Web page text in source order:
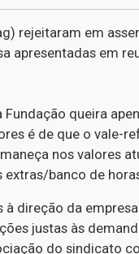
rejeitaram em
apresentadas em
queira
é de que o vale-
nos valores
extras/banco de
à direção da
justas às
do sindicato